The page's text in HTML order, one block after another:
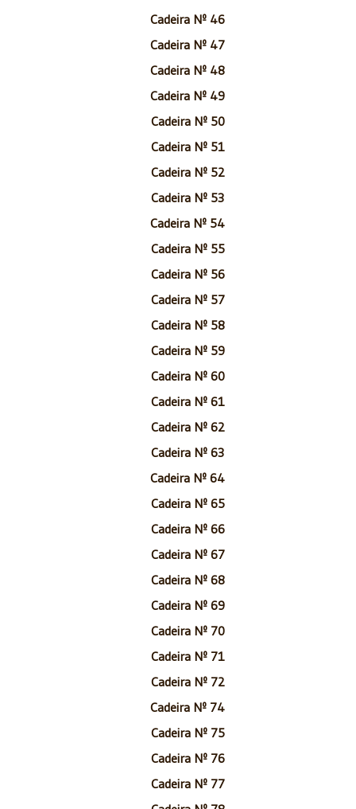
Cadeira Nº 46
Cadeira Nº 47
Cadeira Nº 48
Cadeira Nº 49
Cadeira Nº 50
Cadeira Nº 51
Cadeira Nº 52
Cadeira Nº 53
Cadeira Nº 54
Cadeira Nº 55
Cadeira Nº 56
Cadeira Nº 57
Cadeira Nº 58
Cadeira Nº 59
Cadeira Nº 60
Cadeira Nº 61
Cadeira Nº 62
Cadeira Nº 63
Cadeira Nº 64
Cadeira Nº 65
Cadeira Nº 66
Cadeira Nº 67
Cadeira Nº 68
Cadeira Nº 69
Cadeira Nº 70
Cadeira Nº 71
Cadeira Nº 72
Cadeira Nº 74
Cadeira Nº 75
Cadeira Nº 76
Cadeira Nº 77